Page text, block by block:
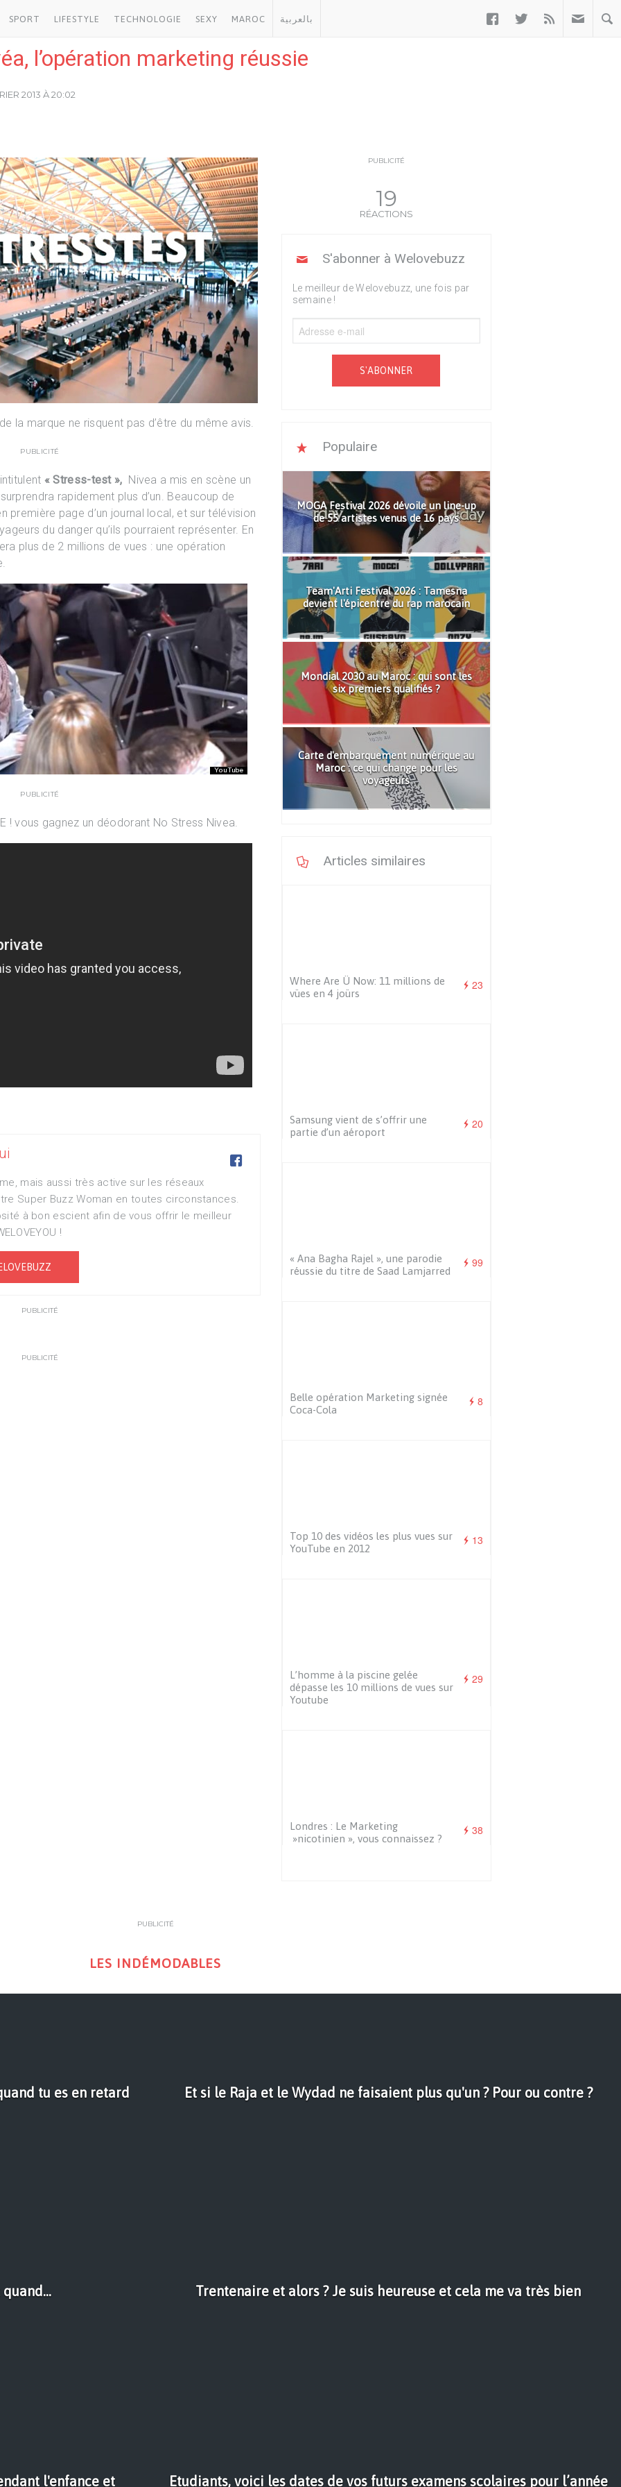
SPORT LIFESTYLE TECHNOLOGIE SEXY MAROC بالعربية   
l’opération marketing réussie
2013 À 20:02
la marque ne risquent pas d’être du même avis.
PUBLICITÉ
« Stress-test », Nivea a mis en scène un
rapidement plus d’un. Beaucoup de
première page d’un journal local, et sur télévision
du danger qu’ils pourraient représenter. En
plus de 2 millions de vues : une opération
PUBLICITÉ
! vous gagnez un déodorant No Stress Nivea.

mais aussi très active sur les réseaux
Super Buzz Woman en toutes circonstances.
à bon escient afin de vous offrir le meilleur
!
PUBLICITÉ
PUBLICITÉ
PUBLICITÉ
19
RÉACTIONS
S'abonner à Welovebuzz
Le meilleur de Welovebuzz, une fois par
semaine !
S'ABONNER
Populaire
MOGA Festival 2026 dévoile un line-up
de 55 artistes venus de 16 pays
Team'Arti Festival 2026 : Tamesna
devient l'épicentre du rap marocain
Mondial 2030 au Maroc : qui sont les
six premiers qualifiés ?
Carte d'embarquement numérique au
Maroc : ce qui change pour les
voyageurs
Articles similaires
23
Where Are Ü Now: 11 millions de
vües en 4 joürs
20
Samsung vient de s’offrir une
partie d’un aéroport
99
« Ana Bagha Rajel », une parodie
réussie du titre de Saad Lamjarred
8
Belle opération Marketing signée
Coca-Cola
13
Top 10 des vidéos les plus vues sur
YouTube en 2012
29
L’homme à la piscine gelée
dépasse les 10 millions de vues sur
Youtube
38
Londres : Le Marketing
»nicotinien », vous connaissez ?
PUBLICITÉ
LES INDÉMODABLES
tu es en retard Et si le Raja et le Wydad ne faisaient plus qu'un ? Pour ou contre ?
Trentenaire et alors ? Je suis heureuse et cela me va très bien
l'enfance et Etudiants, voici les dates de vos futurs examens scolaires pour l’année